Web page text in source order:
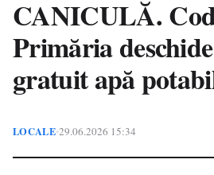
CANICULĂ.
Primăria
gratuit apă
LOCALE•29.06.2026 15:34